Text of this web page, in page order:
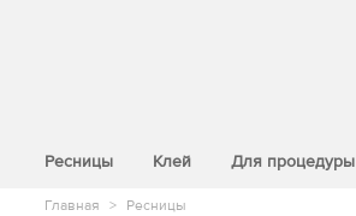
Ресницы Клей Для процедуры
Главная > Ресницы